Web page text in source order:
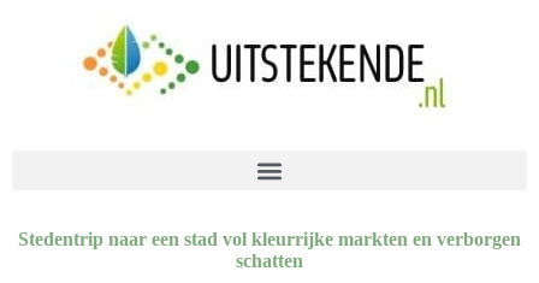
Stedentrip naar een stad vol kleurrijke markten en verborgen
schatten